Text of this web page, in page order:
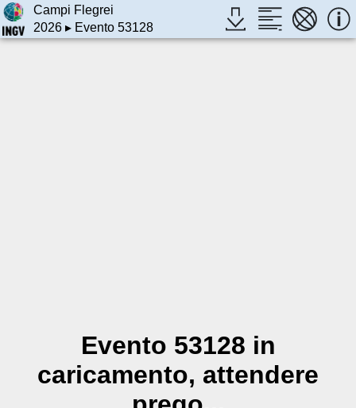
Campi Flegrei
2026▸ Evento 53128
Evento 53128 in
caricamento, attendere